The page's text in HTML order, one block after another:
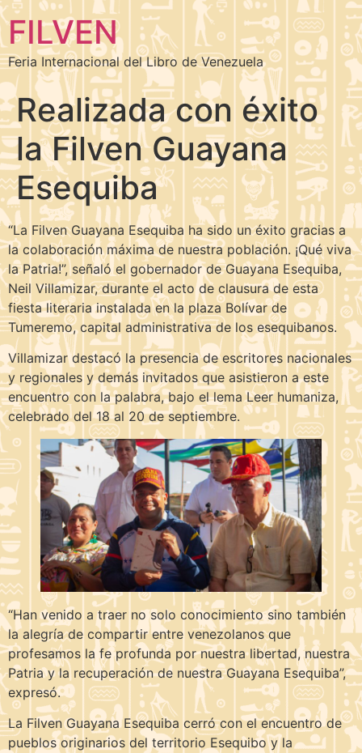
FILVEN
Feria Internacional del Libro de Venezuela
Realizada con éxito
la Filven Guayana
Esequiba
“La Filven Guayana Esequiba ha sido un éxito gracias a
la colaboración máxima de nuestra población. ¡Qué viva
la Patria!”, señaló el gobernador de Guayana Esequiba,
Neil Villamizar, durante el acto de clausura de esta
fiesta literaria instalada en la plaza Bolívar de
Tumeremo, capital administrativa de los esequibanos.
Villamizar destacó la presencia de escritores nacionales
y regionales y demás invitados que asistieron a este
encuentro con la palabra, bajo el lema Leer humaniza,
celebrado del 18 al 20 de septiembre.
“Han venido a traer no solo conocimiento sino también
la alegría de compartir entre venezolanos que
profesamos la fe profunda por nuestra libertad, nuestra
Patria y la recuperación de nuestra Guayana Esequiba”,
expresó.
La Filven Guayana Esequiba cerró con el encuentro de
pueblos originarios del territorio Esequibo y la